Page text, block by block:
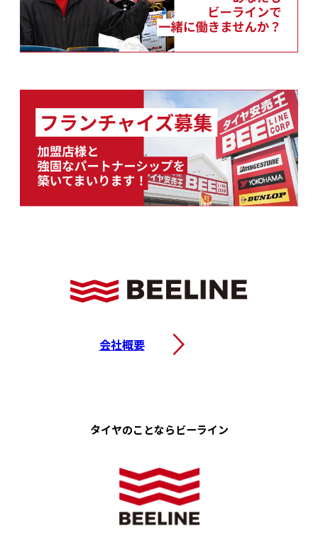
会社概要
タイヤのことならビーライン